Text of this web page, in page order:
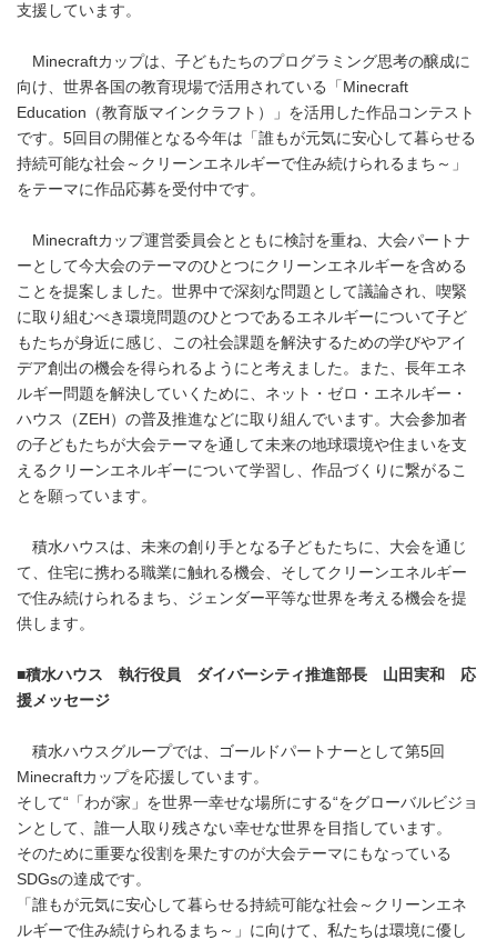
支援しています。
Minecraftカップは、子どもたちのプログラミング思考の醸成に
向け、世界各国の教育現場で活用されている「Minecraft
Education（教育版マインクラフト）」を活用した作品コンテスト
です。5回目の開催となる今年は「誰もが元気に安心して暮らせる
持続可能な社会～クリーンエネルギーで住み続けられるまち～」
をテーマに作品応募を受付中です。
Minecraftカップ運営委員会とともに検討を重ね、大会パートナ
ーとして今大会のテーマのひとつにクリーンエネルギーを含める
ことを提案しました。世界中で深刻な問題として議論され、喫緊
に取り組むべき環境問題のひとつであるエネルギーについて子ど
もたちが身近に感じ、この社会課題を解決するための学びやアイ
デア創出の機会を得られるようにと考えました。また、長年エネ
ルギー問題を解決していくために、ネット・ゼロ・エネルギー・
ハウス（ZEH）の普及推進などに取り組んでいます。大会参加者
の子どもたちが大会テーマを通して未来の地球環境や住まいを支
えるクリーンエネルギーについて学習し、作品づくりに繋がるこ
とを願っています。
積水ハウスは、未来の創り手となる子どもたちに、大会を通じ
て、住宅に携わる職業に触れる機会、そしてクリーンエネルギー
で住み続けられるまち、ジェンダー平等な世界を考える機会を提
供します。
■積水ハウス 執行役員 ダイバーシティ推進部長 山田実和 応
援メッセージ
積水ハウスグループでは、ゴールドパートナーとして第5回
Minecraftカップを応援しています。
そして“「わが家」を世界一幸せな場所にする“をグローバルビジョ
ンとして、誰一人取り残さない幸せな世界を目指しています。
そのために重要な役割を果たすのが大会テーマにもなっている
SDGsの達成です。
「誰もが元気に安心して暮らせる持続可能な社会～クリーンエネ
ルギーで住み続けられるまち～」に向けて、私たちは環境に優し